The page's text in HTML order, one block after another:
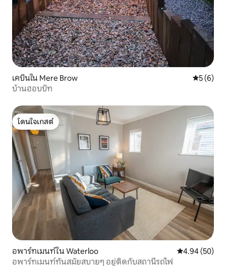
เคบินใน Mere Brow คะแนนเฉ
5 (6)
บ้านฮอบบิท
โดนใจเกสต์
โดนใจเกสต์
อพาร์ทเมนท์ใน Waterloo คะแนนเฉลี่ย
4.94 (50)
อพาร์ทเมนท์ทันสมัยสบายๆ อยู่ติดกับสถานีรถไฟ